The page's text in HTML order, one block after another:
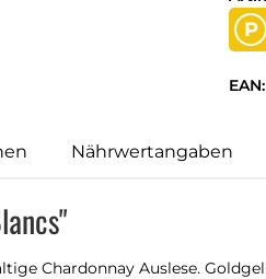
P
EAN:
Nährwertangaben
Chardonnay Auslese.